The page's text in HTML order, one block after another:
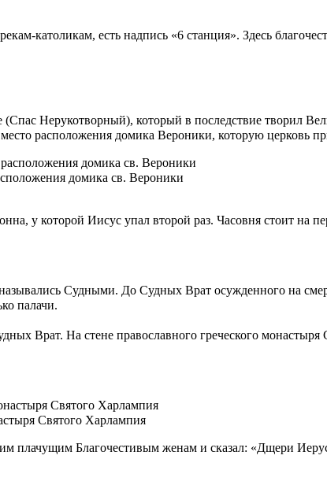
католикам, есть надпись «6 станция». Здесь
Нерукотворный), который в последствие творил
расположения домика Вероники, которую церковь
домика св. Вероники
у которой Иисус упал второй раз. Часовня стоит на
Судными. До Судных Врат осужденного на
палачи.
Врат. На стене православного греческого
Святого Харлампия
плачущим Благочестивым женам и сказал: «Дщери